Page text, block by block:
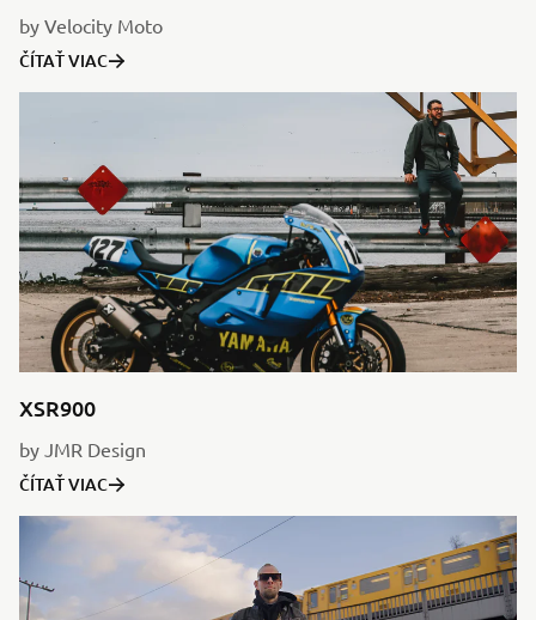
by Velocity Moto
ČÍTAŤ VIAC
XSR900
by JMR Design
ČÍTAŤ VIAC